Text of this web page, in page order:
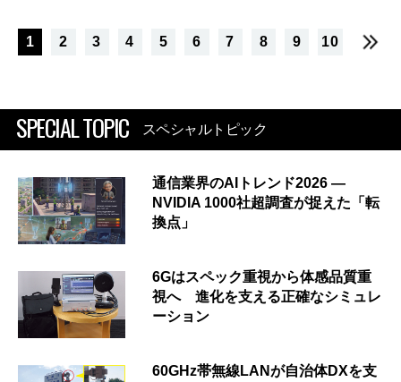
1 2 3 4 5 6 7 8 9 10
SPECIAL TOPIC スペシャルトピック
通信業界のAIトレンド2026 ―
NVIDIA 1000社超調査が捉えた「転
換点」
6Gはスペック重視から体感品質重
視へ 進化を支える正確なシミュレ
ーション
60GHz帯無線LANが自治体DXを支